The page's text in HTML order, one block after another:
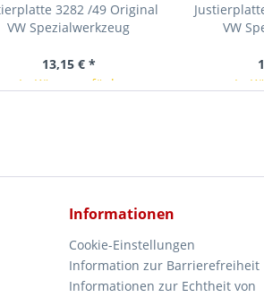
3282 /49 Original
VW Spezialwerkzeug
13,15 € *
In Kürze verfügbar
VW
In
Informationen
Cookie-Einstellungen
Information zur Barrierefreiheit
Informationen zur Echtheit von